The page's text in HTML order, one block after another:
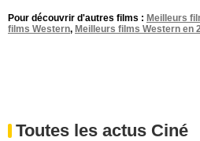
Pour découvrir d'autres films : Meilleurs
films Western, Meilleurs films Western en
Toutes les actus Ciné